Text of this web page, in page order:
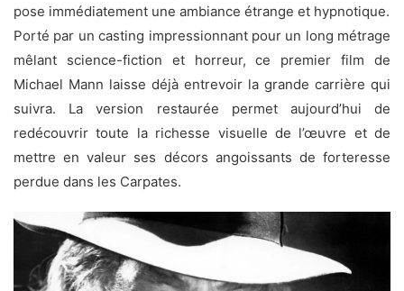
pose immédiatement une ambiance étrange et hypnotique.
Porté par un casting impressionnant pour un long métrage
mêlant science-fiction et horreur, ce premier film de
Michael Mann laisse déjà entrevoir la grande carrière qui
suivra. La version restaurée permet aujourd’hui de
redécouvrir toute la richesse visuelle de l’œuvre et de
mettre en valeur ses décors angoissants de forteresse
perdue dans les Carpates.